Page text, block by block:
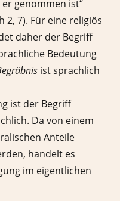
genommen ist“
2, 7). Für eine religiös
daher der Begriff
Bedeutung
ist sprachlich
ist der Begriff
Da von einem
Anteile
handelt es
im eigentlichen